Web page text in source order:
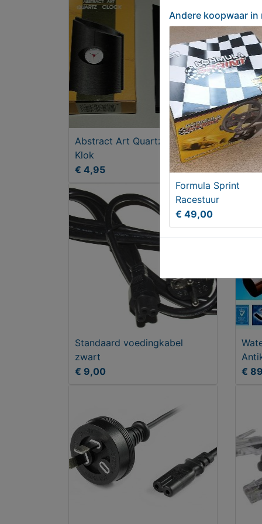
Abstract Art Quartz Clock
Klok
€ 4,95
€
Standaard voedingkabel
zwart
€ 9,00
€
€
Andere koopwaar in
Formula Sprint
Racestuur
€ 49,00